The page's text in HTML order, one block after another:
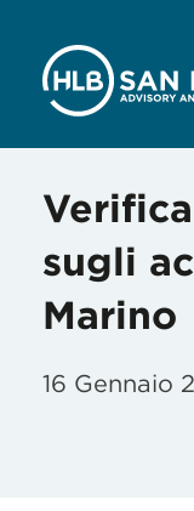
sugli
Marino
16 Gennaio